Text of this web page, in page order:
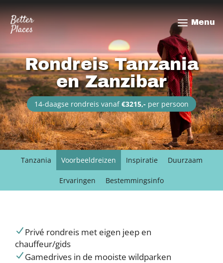
Overslaan
en
naar
inhoud
gaan Rondreis Tanzania
en Zanzibar
14-daagse rondreis vanaf€3215,- per persoon
Menu
Tanzania Voorbeeldreizen Inspiratie Duurzaam
Ervaringen Bestemmingsinfo
Privé rondreis met eigen jeep en
chauffeur/gids
Gamedrives in de mooiste wildparken